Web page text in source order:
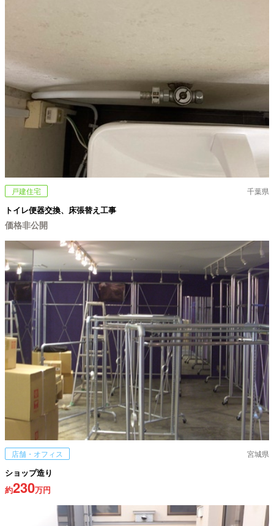
戸建住宅 千葉県
トイレ便器交換、床張替え工事
価格非公開
店舗・オフィス 宮城県
ショップ造り
約230万円